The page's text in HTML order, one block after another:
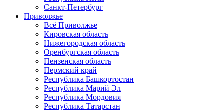
Санкт-Петербург
Приволжье
Всё Приволжье
Кировская область
Нижегородская область
Оренбургская область
Пензенская область
Пермский край
Республика Башкортостан
Республика Марий Эл
Республика Мордовия
Республика Татарстан